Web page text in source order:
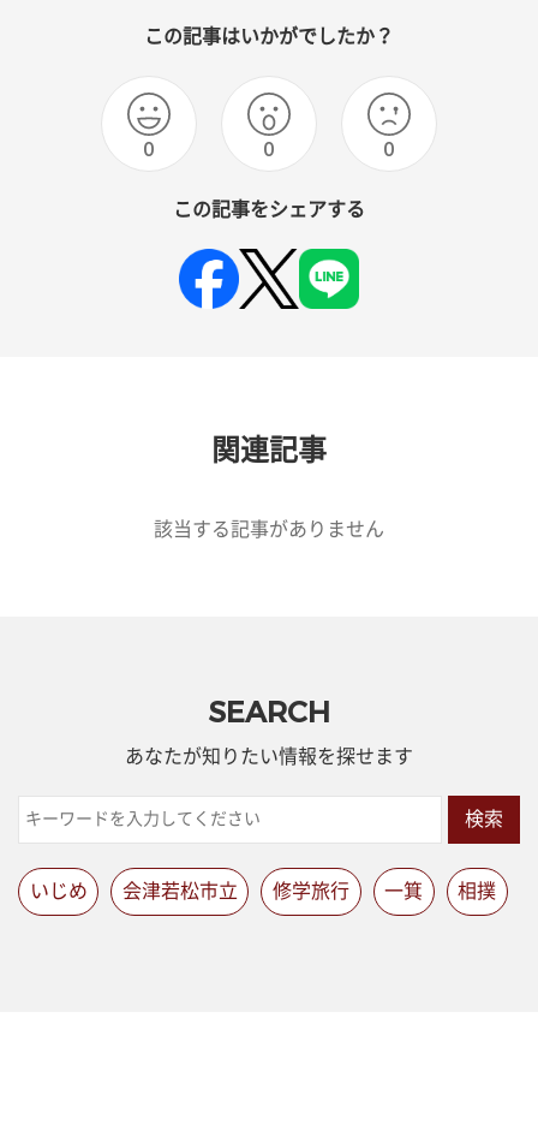
この記事はいかがでしたか？
0 0 0
この記事をシェアする
関連記事
該当する記事がありません
SEARCH
あなたが知りたい情報を探せます
検索
いじめ 会津若松市立 修学旅行 一箕 相撲